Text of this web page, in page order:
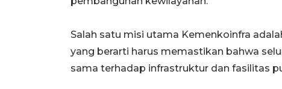
Salah satu misi utama Kemenkoinfra
yang berarti harus memastikan bahwa
sama terhadap infrastruktur dan fasilitas